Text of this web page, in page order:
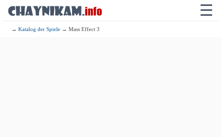
☰
→Katalog der Spiele → Mass Effect 3